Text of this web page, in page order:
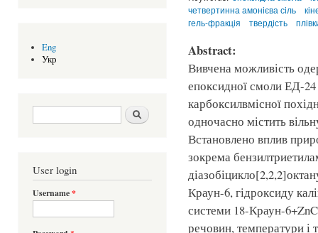
Eng
Укр
Search form Шукати
User login
Username*
четвертинна амонієва сіль
гель-фракція
твердість
Abstract:
Вивчена можливість
епоксидної смоли ЕД-
карбоксилвмісної
одночасно містить
Встановлено вплив
зокрема
Краун-6, гідроксиду
системи 18-Краун-
речовин, температури і